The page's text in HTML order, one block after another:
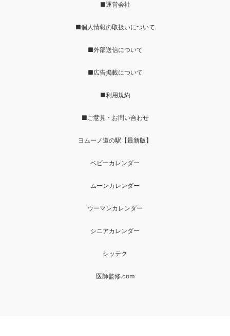
■運営会社
■個人情報の取扱いについて
■外部送信について
■広告掲載について
■利用規約
■ご意見・お問い合わせ
ヨムーノ道の駅【最新版】
ベビーカレンダー
ムーンカレンダー
ウーマンカレンダー
シニアカレンダー
シッテク
医師監修.com